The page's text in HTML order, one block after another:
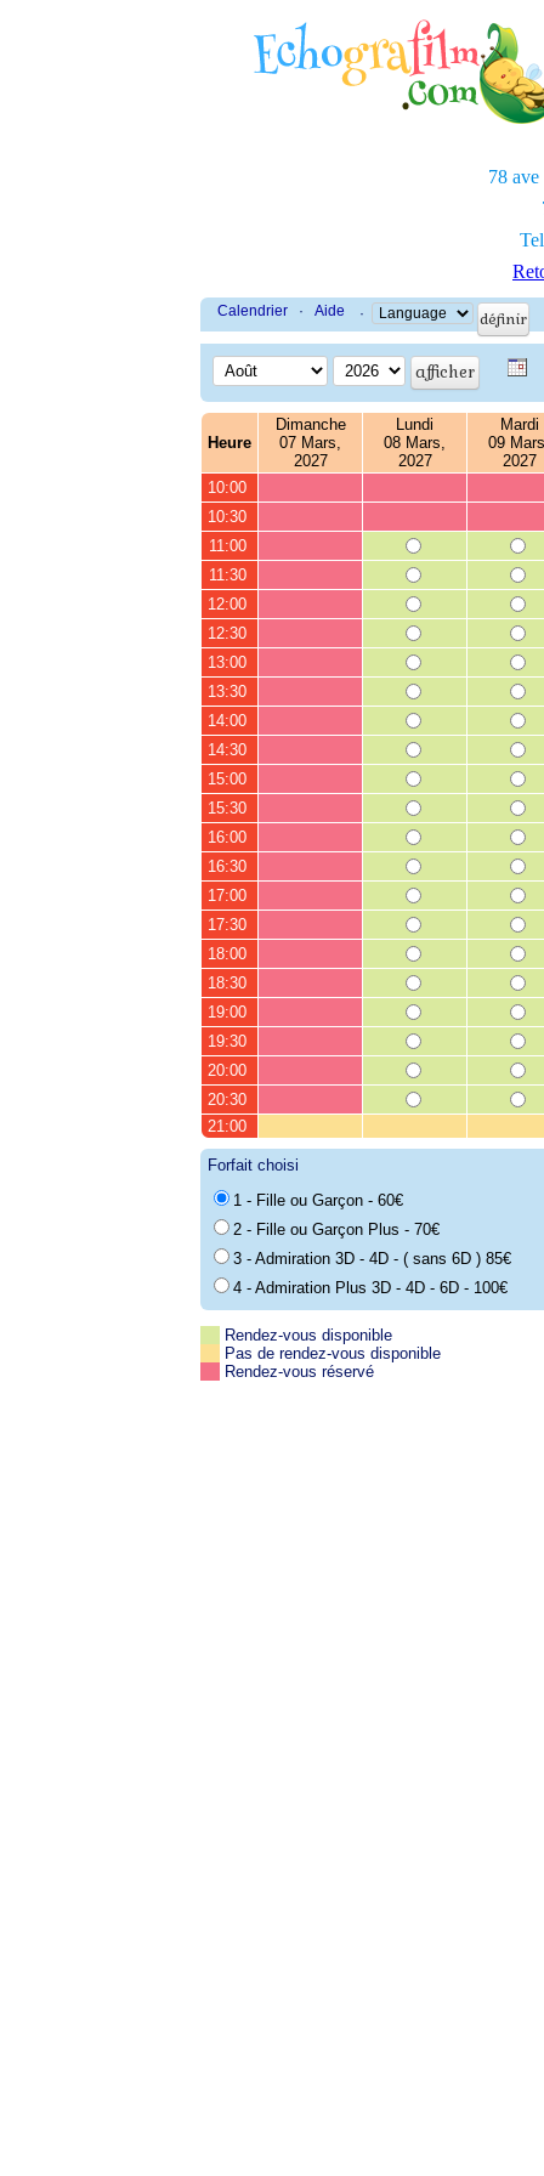
78 ave
Calendrier · Aide ·
Heure
Dimanche
07 Mars,
2027
Lundi
08 Mars,
2027
Mardi
09
2027
10:00
10:30
11:00
11:30
12:00
12:30
13:00
13:30
14:00
14:30
15:00
15:30
16:00
16:30
17:00
17:30
18:00
18:30
19:00
19:30
20:00
20:30
21:00
Forfait choisi
1 - Fille ou Garçon - 60€
2 - Fille ou Garçon Plus - 70€
3 - Admiration 3D - 4D - ( sans 6D ) 85€
4 - Admiration Plus 3D - 4D - 6D - 100€
Rendez-vous disponible
Pas de rendez-vous disponible
Rendez-vous réservé